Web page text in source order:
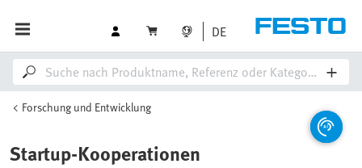
DE
Forschung und Entwicklung
Startup-Kooperationen